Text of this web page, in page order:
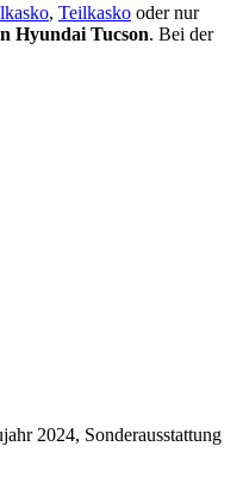
, Teilkasko oder nur
Hyundai Tucson. Bei der
2024, Sonderausstattung